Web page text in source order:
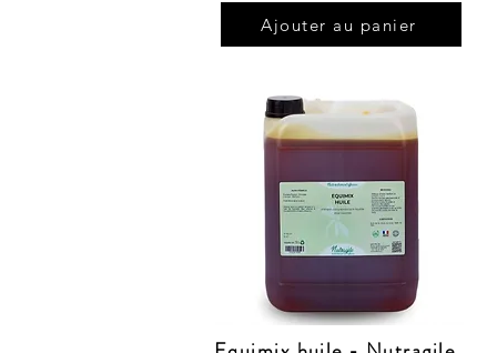
Ajouter au panier